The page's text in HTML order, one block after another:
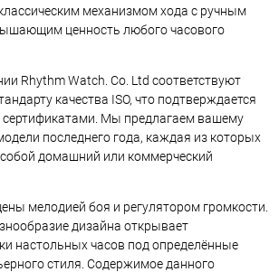
механизмом хода с ручным
ценность любого часового
Rhythm Watch. Co. Ltd соответствуют
качества ISO, что подтверждается
Мы предлагаем вашему
последнего года, каждая из которых
домашний или коммерческий
мелодией боя и регулятором громкости.
дизайна открывает
настольных часов под определённые
стиля. Содержимое данного